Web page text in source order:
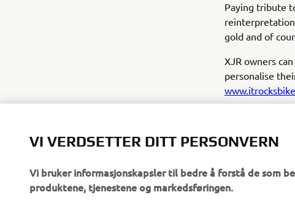
Paying tribute
reinterpretation
gold and of
XJR owners
personalise
VI VERDSETTER DITT PERSONVERN
Vi bruker informasjonskapsler til bedre å forstå de som
produktene, tjenestene og markedsføringen.